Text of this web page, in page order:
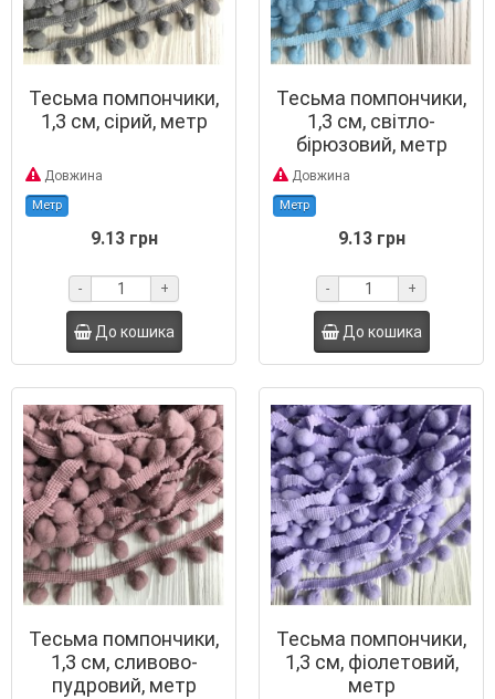
Тесьма помпончики,
1,3 см, сірий, метр
Довжина
Метр
9.13 грн
- +
До кошика
Тесьма помпончики,
1,3 см, світло-
бірюзовий, метр
Довжина
Метр
9.13 грн
- +
До кошика
Тесьма помпончики,
1,3 см, сливово-
пудровий, метр
Тесьма помпончики,
1,3 см, фіолетовий,
метр